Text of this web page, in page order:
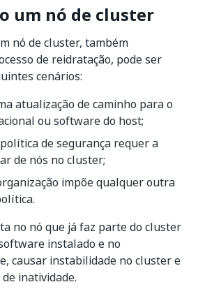
um nó de cluster
nó de cluster, também
de reidratação, pode ser
cenários:
atualização de caminho para o
ou software do host;
de segurança requer a
de nós no cluster;
impõe qualquer outra
no nó que já faz parte do cluster
instalado e no
causar instabilidade no cluster e
inatividade.